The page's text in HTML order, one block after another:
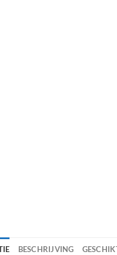
BESCHRIJVING